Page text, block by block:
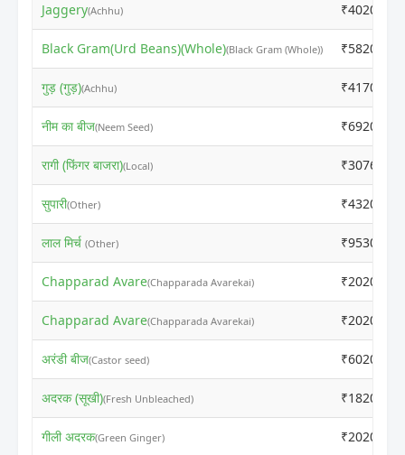
Jaggery(Achhu) ₹4020
Black Gram(Urd Beans)(Whole)(Black Gram (Whole)) ₹5820
गुड़ (गुड़)(Achhu) ₹4170
नीम का बीज(Neem Seed) ₹6920
रागी (फिंगर बाजरा)(Local) ₹3076
सुपारी(Other) ₹4320
लाल मिर्च (Other) ₹9530
Chapparad Avare(Chapparada Avarekai) ₹2020
Chapparad Avare(Chapparada Avarekai) ₹2020
अरंडी बीज(Castor seed) ₹6020
अदरक (सूखी)(Fresh Unbleached) ₹1820
गीली अदरक(Green Ginger) ₹2020